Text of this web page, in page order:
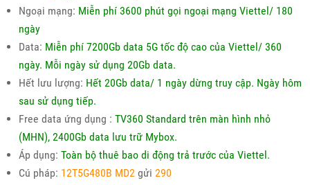
Ngoại mạng: Miễn phí 3600 phút gọi ngoại mạng Viettel/ 180
ngày
Data: Miễn phí 7200Gb data 5G tốc độ cao của Viettel/ 360
ngày. Mỗi ngày sử dụng 20Gb data.
Hết lưu lượng: Hết 20Gb data/ 1 ngày dừng truy cập. Ngày hôm
sau sử dụng tiếp.
Free data ứng dụng : TV360 Standard trên màn hình nhỏ
(MHN), 2400Gb data lưu trữ Mybox.
Áp dụng: Toàn bộ thuê bao di động trả trước của Viettel.
Cú pháp: 12T5G480B MD2 gửi 290